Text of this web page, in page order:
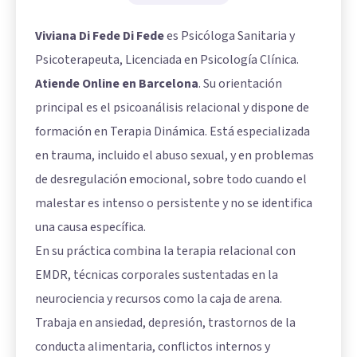
Viviana Di Fede Di Fedees Psicóloga Sanitaria y
Psicoterapeuta, Licenciada en Psicología Clínica.
Atiende Online en Barcelona. Su orientación
principal es el psicoanálisis relacional y dispone de
formación en Terapia Dinámica. Está especializada
en trauma, incluido el abuso sexual, y en problemas
de desregulación emocional, sobre todo cuando el
malestar es intenso o persistente y no se identifica
una causa específica.
En su práctica combina la terapia relacional con
EMDR, técnicas corporales sustentadas en la
neurociencia y recursos como la caja de arena.
Trabaja en ansiedad, depresión, trastornos de la
conducta alimentaria, conflictos internos y